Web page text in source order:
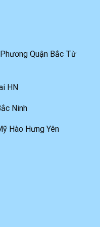
Quận Bắc Từ
HN
Ninh
Hào Hưng Yên